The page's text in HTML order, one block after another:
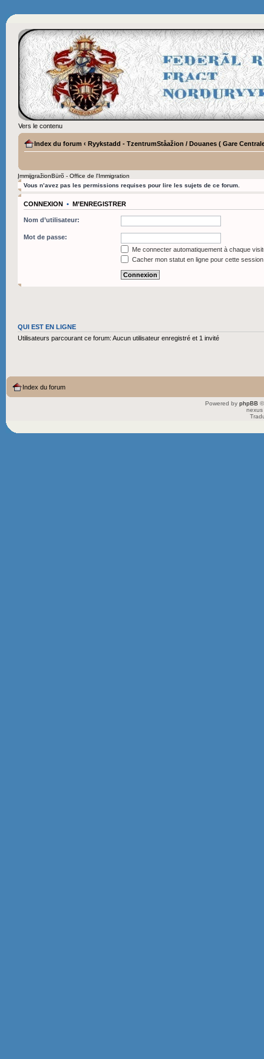
Vers le contenu
Index du forum ‹ Ryykstadd - TzentrumStåažion / Douanes ( Gare
ĮmmijgražionBürõ - Office de l'Immigration
Vous n’avez pas les permissions requises pour lire les sujets de ce forum.
CONNEXION • M’ENREGISTRER
Nom d’utilisateur:
Mot de passe:
Me connecter automatiquement à chaque
Cacher mon statut en ligne pour cette session
QUI EST EN LIGNE
Utilisateurs parcourant ce forum: Aucun utilisateur enregistré et 1 invité
Index du forum
Powered by phpBB